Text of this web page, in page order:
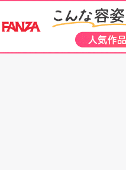
光翼戦姫エクスティア